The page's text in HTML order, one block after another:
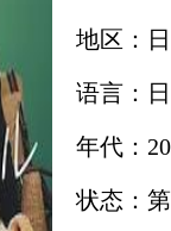
地区：
语言：
年代：
状态：